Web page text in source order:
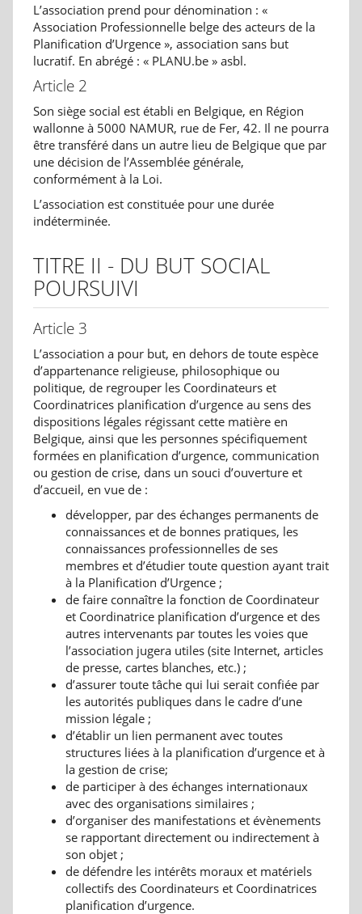
L’association prend pour dénomination : «
Association Professionnelle belge des acteurs de la
Planification d’Urgence », association sans but
lucratif. En abrégé : « PLANU.be » asbl.
Article 2
Son siège social est établi en Belgique, en Région
wallonne à 5000 NAMUR, rue de Fer, 42. Il ne pourra
être transféré dans un autre lieu de Belgique que par
une décision de l’Assemblée générale,
conformément à la Loi.
L’association est constituée pour une durée
indéterminée.
TITRE II - DU BUT SOCIAL
POURSUIVI
Article 3
L’association a pour but, en dehors de toute espèce
d’appartenance religieuse, philosophique ou
politique, de regrouper les Coordinateurs et
Coordinatrices planification d’urgence au sens des
dispositions légales régissant cette matière en
Belgique, ainsi que les personnes spécifiquement
formées en planification d’urgence, communication
ou gestion de crise, dans un souci d’ouverture et
d’accueil, en vue de :
développer, par des échanges permanents de
connaissances et de bonnes pratiques, les
connaissances professionnelles de ses
membres et d’étudier toute question ayant trait
à la Planification d’Urgence ;
de faire connaître la fonction de Coordinateur
et Coordinatrice planification d’urgence et des
autres intervenants par toutes les voies que
l’association jugera utiles (site Internet, articles
de presse, cartes blanches, etc.) ;
d’assurer toute tâche qui lui serait confiée par
les autorités publiques dans le cadre d’une
mission légale ;
d’établir un lien permanent avec toutes
structures liées à la planification d’urgence et à
la gestion de crise;
de participer à des échanges internationaux
avec des organisations similaires ;
d’organiser des manifestations et évènements
se rapportant directement ou indirectement à
son objet ;
de défendre les intérêts moraux et matériels
collectifs des Coordinateurs et Coordinatrices
planification d’urgence.